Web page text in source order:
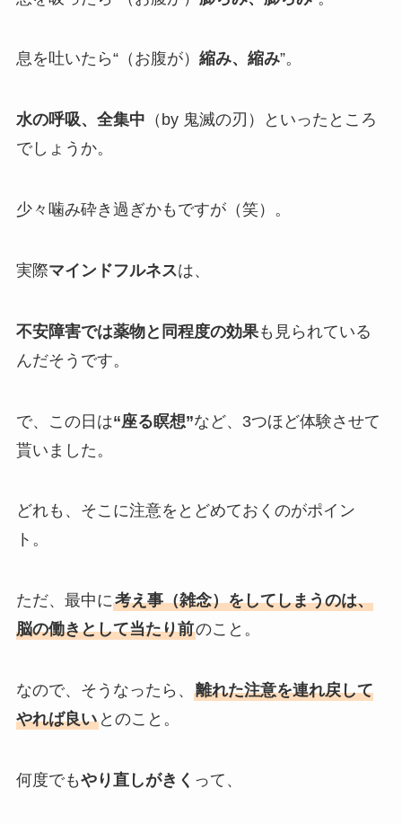
息を吐いたら“（お腹が） 縮み、縮み”。
水の呼吸、全集中 （by 鬼滅の刃）といったところ
でしょうか。
少々噛み砕き過ぎかもですが（笑）。
実際マインドフルネスは、
不安障害では薬物と同程度の効果も見られている
んだそうです。
で、この日は“座る瞑想”など、3つほど体験させて
貰いました。
どれも、そこに注意をとどめておくのがポイン
ト。
ただ、最中に考え事（雑念）をしてしまうのは、
脳の働きとして当たり前のこと。
なので、そうなったら、 離れた注意を連れ戻して
やれば良いとのこと。
何度でもやり直しがきく って、